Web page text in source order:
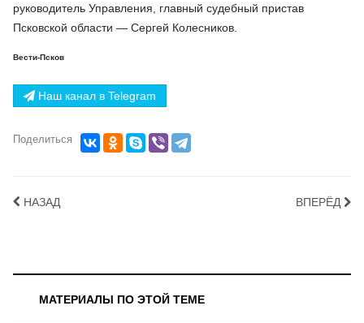
руководитель Управления, главный судебный пристав
Псковской области — Сергей Колесников.
Вести-Псков
Наш канал в Telegram
Поделиться
НАЗАД ВПЕРЁД
МАТЕРИАЛЫ ПО ЭТОЙ ТЕМЕ